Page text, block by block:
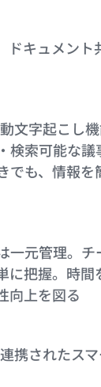
ドキュメント
文字起こし
検索可能な
でも、情報を
一元管理。チ
に把握。時
向上を図る
携されたス